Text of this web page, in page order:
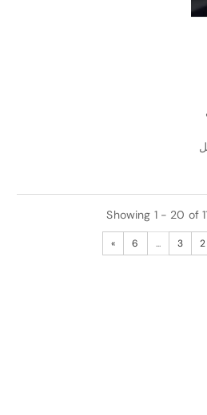
Showing 1 - 20 of
2
3
...
6
»